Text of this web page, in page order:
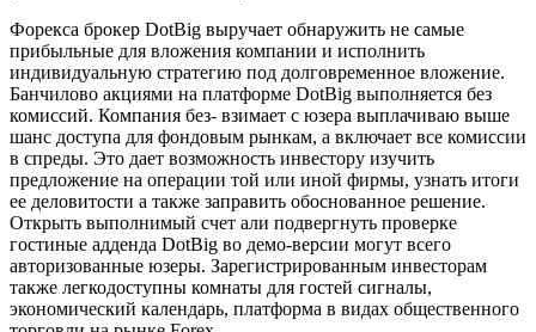
Форекса брокер DotBig выручает обнаружить не самые
прибыльные для вложения компании и исполнить
индивидуальную стратегию под долговременное вложение.
Банчилово акциями на платформе DotBig выполняется без
комиссий. Компания без- взимает с юзера выплачиваю выше
шанс доступа для фондовым рынкам, а включает все комиссии
в спреды. Это дает возможность инвестору изучить
предложение на операции той или иной фирмы, узнать итоги
ее деловитости а также заправить обоснованное решение.
Открыть выполнимый счет али подвергнуть проверке
гостиные адденда DotBig во демо-версии могут всего
авторизованные юзеры. Зарегистрированным инвесторам
также легкодоступны комнаты для гостей сигналы,
экономический календарь, платформа в видах общественного